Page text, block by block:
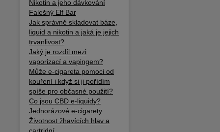
Nikotin a jeho dávkování
Falešný Elf Bar
Jak správně skladovat báze,
liquid a nikotin a jaká je jejich
trvanlivost?
Jaký je rozdíl mezi
vaporizací a vapingem?
Může e-cigareta pomoci od
kouření i když si ji pořídím
spíše pro občasné použití?
Co jsou CBD e-liquidy?
Jednorázové e-cigarety
Životnost žhavících hlav a